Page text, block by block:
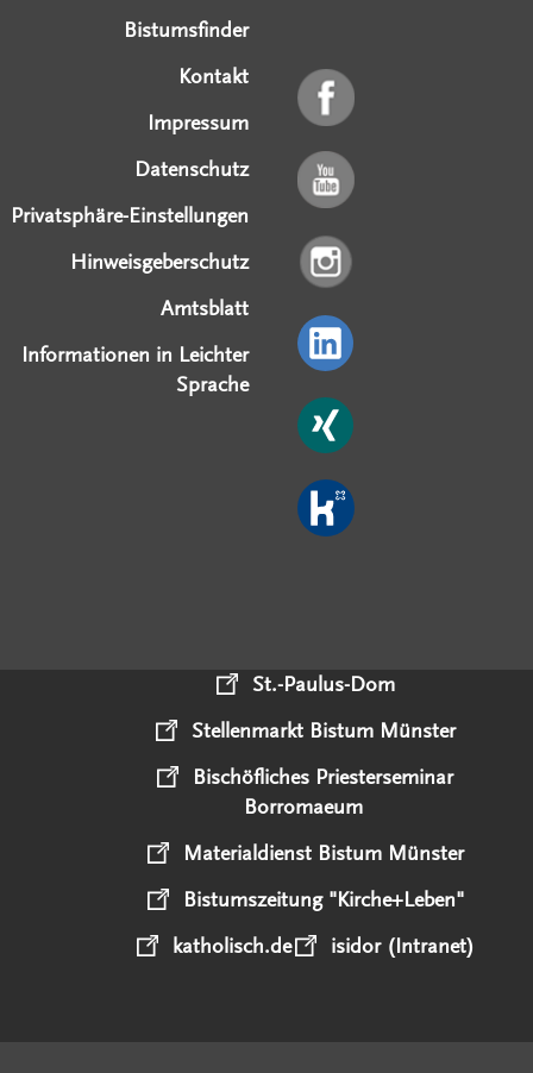
Bistumsfinder
Kontakt
Impressum
Datenschutz
Privatsphäre-Einstellungen
Hinweisgeberschutz
Amtsblatt
Informationen in Leichter
Sprache
St.-Paulus-Dom
Stellenmarkt Bistum Münster
Bischöfliches Priesterseminar
Borromaeum
Materialdienst Bistum Münster
Bistumszeitung "Kirche+Leben"
katholisch.de
isidor (Intranet)